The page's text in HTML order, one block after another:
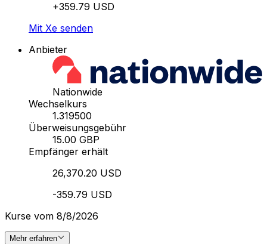
+359.79 USD
Mit Xe senden
Anbieter
Nationwide
Wechselkurs
1.319500
Überweisungsgebühr
15.00 GBP
Empfänger erhält
26,370.20 USD
-359.79 USD
Kurse vom 8/8/2026
Mehr erfahren